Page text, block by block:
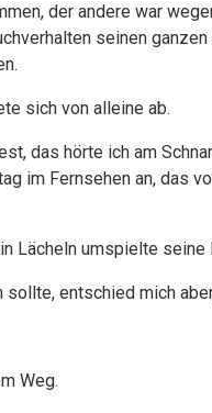
der andere war
seinen
sich von alleine ab.
das hörte ich am
im Fernsehen an, das
Lächeln umspielte
entschied mich
Weg.